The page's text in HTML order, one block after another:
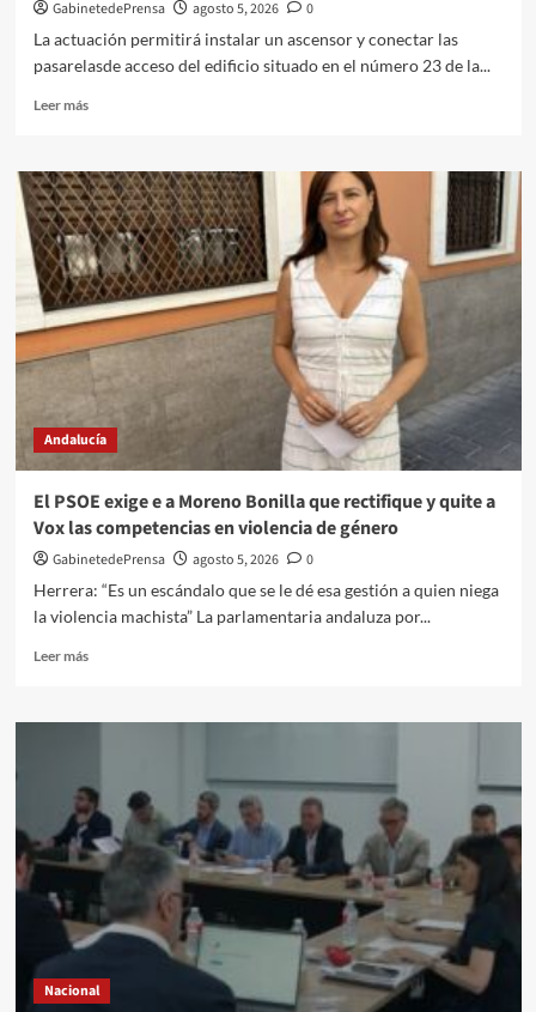
del
Ferial
GabinetedePrensa agosto 5, 2026
0
La actuación permitirá instalar un ascensor y conectar las
pasarelasde acceso del edificio situado en el número 23 de la...
Leer másLeer
La
Junta
adjudica
las
obras
para
mejorar
la
accesibilidad
de
24
viviendas
públicas
Andalucía
El PSOE exige e a Moreno Bonilla que rectifique y quite a
Vox las competencias en violencia de género
GabinetedePrensa agosto 5, 2026
0
Herrera: “Es un escándalo que se le dé esa gestión a quien niega
la violencia machista” La parlamentaria andaluza por...
Leer másLeer
El
e
a
Moreno
Bonilla
que
rectifique
y
quite
Vox
Nacional